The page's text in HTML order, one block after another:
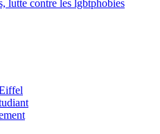
lutte contre les lgbtphobies